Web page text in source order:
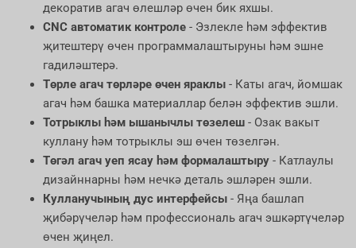
декоратив агач өлешләр өчен бик яхшы.
CNC автоматик контроле- Эзлекле һәм эффектив
җитештерү өчен программалаштыруны һәм эшне
гадиләштерә.
Төрле агач төрләре өчен яраклы- Каты агач, йомшак
агач һәм башка материаллар белән эффектив эшли.
Тотрыклы һәм ышанычлы төзелеш- Озак вакыт
куллану һәм тотрыклы эш өчен төзелгән.
Төгәл агач уеп ясау һәм формалаштыру- Катлаулы
дизайннарны һәм нечкә деталь эшләрен эшли.
Кулланучының дус интерфейсы- Яңа башлап
җибәрүчеләр һәм профессиональ агач эшкәртүчеләр
өчен җиңел.